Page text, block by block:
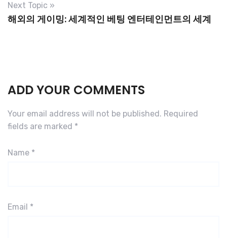
Next Topic »
해외의 게이밍: 세계적인 베팅 엔터테인먼트의 세계
ADD YOUR COMMENTS
Your email address will not be published. Required
fields are marked *
Name *
Email *